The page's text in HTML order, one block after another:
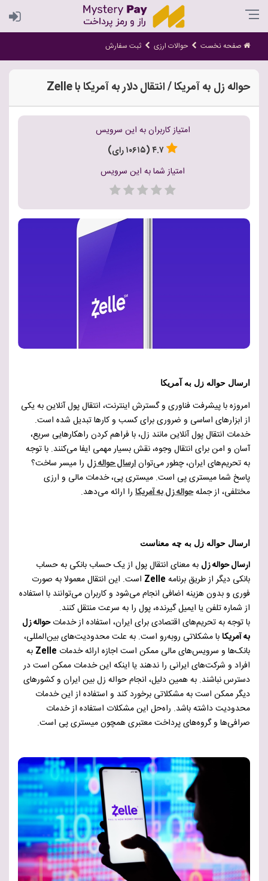
صفحه نخست حوالات ارزی ثبت سفارش
حواله زل به آمریکا / انتقال دلار به آمریکا با Zelle
امتیاز کاربران به این سرویس
۴.۷ (۱۰۶۱۵ رای)
امتیاز شما به این سرویس
ارسال حواله زل به آمریکا
امروزه با پیشرفت فناوری و گسترش اینترنت، انتقال پول آنلاین به یکی
از ابزارهای اساسی و ضروری برای کسب و کارها تبدیل شده است.
خدمات انتقال پول آنلاین مانند زل، با فراهم کردن راهکارهایی سریع،
آسان و امن برای انتقال وجوه، نقش بسیار مهمی ایفا می‌کنند. با توجه
به تحریم‌های ایران، چطور می‌توانارسال حواله زل را میسر ساخت؟
پاسخ شما میستری پی است. میستری پی، خدمات مالی و ارزی
مختلفی، از جملهحواله زل به آمریکا را ارائه می‌دهد.
ارسال حواله زل به چه معناست
ارسال حواله زل به معنای انتقال پول از یک حساب بانکی به حساب
بانکی دیگر از طریق برنامه Zelle است. این انتقال معمولا به صورت
فوری و بدون هزینه اضافی انجام می‌شود و کاربران می‌توانند با استفاده
از شماره تلفن یا ایمیل گیرنده، پول را به سرعت منتقل کنند.
با توجه به تحریم‌های اقتصادی برای ایران، استفاده از خدماتحواله زل
به آمریکابا مشکلاتی روبه‌رو است. به علت محدودیت‌های بین‌المللی،
بانک‌ها و سرویس‌های مالی ممکن است اجازه ارائه خدمات Zelle به
افراد و شرکت‌های ایرانی را ندهند یا اینکه این خدمات ممکن است در
دسترس نباشند. به همین دلیل، انجام حواله زل بین ایران و کشورهای
دیگر ممکن است به مشکلاتی برخورد کند و استفاده از این خدمات
محدودیت داشته باشد. راه‌حل این مشکلات استفاده از خدمات
صرافی‌ها و گروه‌های پرداخت معتبری همچون میستری پی است.